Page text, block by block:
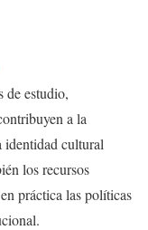
de estudio,
a la
identidad cultural
los recursos
práctica las políticas